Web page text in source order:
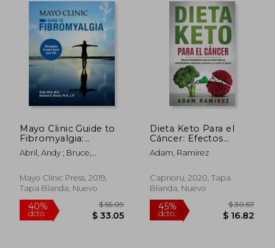
45%
dcto. $ 29.74
45%
dcto.
Mayo Clinic Guide to
Fibromyalgia:
Strategies to Take
Back Your Life (en
Abril, Andy ; Bruce,
Mayo Clinic Press, 2019,
Tapa Blanda, Nuevo
Dieta Keto Para el
Cáncer: Efectos
Terapéuticos de una
Dieta Baja en
Aprende a Prevenir y
a Curar el Cáncer
Adam, Ramirez
Caprioru, 2020, Tapa
Blanda, Nuevo